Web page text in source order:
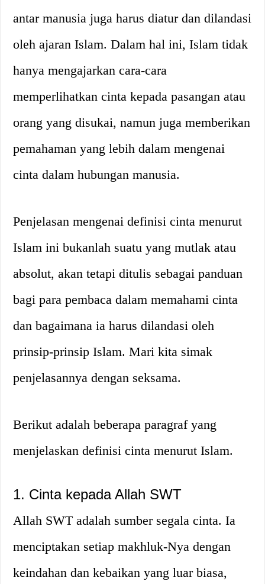
antar manusia juga harus diatur dan dilandasi
oleh ajaran Islam. Dalam hal ini, Islam tidak
hanya mengajarkan cara-cara
memperlihatkan cinta kepada pasangan atau
orang yang disukai, namun juga memberikan
pemahaman yang lebih dalam mengenai
cinta dalam hubungan manusia.
Penjelasan mengenai definisi cinta menurut
Islam ini bukanlah suatu yang mutlak atau
absolut, akan tetapi ditulis sebagai panduan
bagi para pembaca dalam memahami cinta
dan bagaimana ia harus dilandasi oleh
prinsip-prinsip Islam. Mari kita simak
penjelasannya dengan seksama.
Berikut adalah beberapa paragraf yang
menjelaskan definisi cinta menurut Islam.
1. Cinta kepada Allah SWT
Allah SWT adalah sumber segala cinta. Ia
menciptakan setiap makhluk-Nya dengan
keindahan dan kebaikan yang luar biasa,